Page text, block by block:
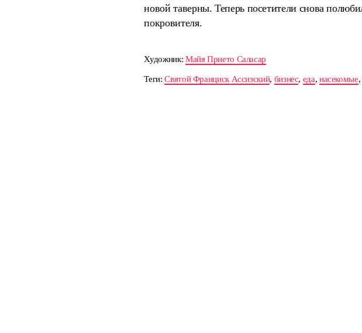
новой таверны. Теперь посетители снова
покровителя.
Художник: Майя Прието Саласар
Теги:Святой Франциск Ассизский, бизнес, еда, насекомые,